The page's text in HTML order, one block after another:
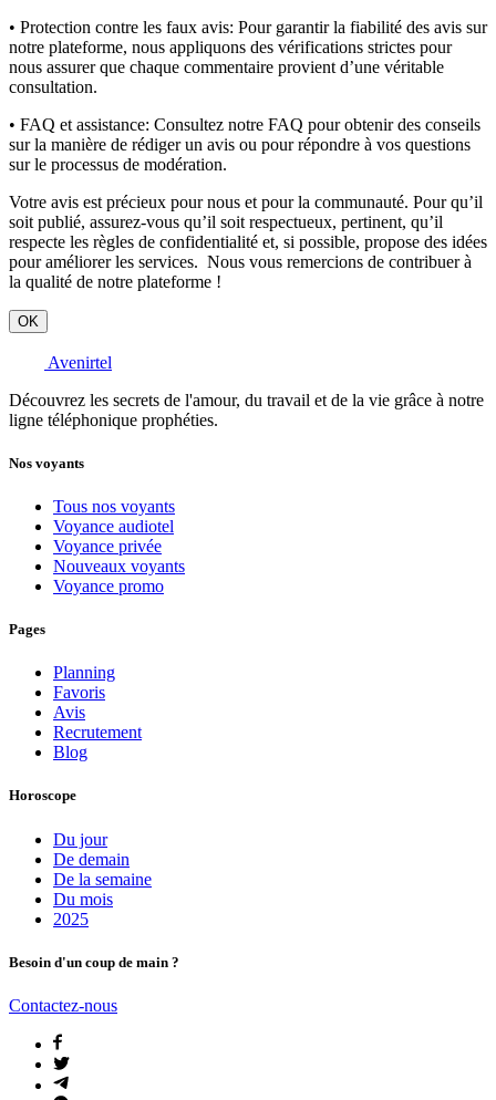
• Protection contre les faux avis: Pour garantir la fiabilité des avis sur
notre plateforme, nous appliquons des vérifications strictes pour
nous assurer que chaque commentaire provient d’une véritable
consultation.
• FAQ et assistance: Consultez notre FAQ pour obtenir des conseils
sur la manière de rédiger un avis ou pour répondre à vos questions
sur le processus de modération.
Votre avis est précieux pour nous et pour la communauté. Pour qu’il
soit publié, assurez-vous qu’il soit respectueux, pertinent, qu’il
respecte les règles de confidentialité et, si possible, propose des idées
pour améliorer les services. Nous vous remercions de contribuer à
la qualité de notre plateforme !
OK
Avenirtel
Découvrez les secrets de l'amour, du travail et de la vie grâce à notre
ligne téléphonique prophéties.
Nos voyants
Tous nos voyants
Voyance audiotel
Voyance privée
Nouveaux voyants
Voyance promo
Pages
Planning
Favoris
Avis
Recrutement
Blog
Horoscope
Du jour
De demain
De la semaine
Du mois
2025
Besoin d'un coup de main ?
Contactez-nous